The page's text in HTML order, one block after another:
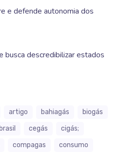
e defende autonomia dos
busca descredibilizar estados
artigo bahiagás
biogás
brasil cegás
cigás;
compagas
consumo